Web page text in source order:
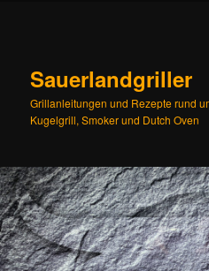
Sauerlandgriller
Grillanleitungen und Rezepte rund
Kugelgrill, Smoker und Dutch Oven